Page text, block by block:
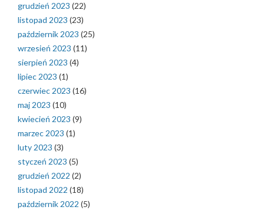
grudzień 2023 (22)
listopad 2023 (23)
październik 2023 (25)
wrzesień 2023 (11)
sierpień 2023 (4)
lipiec 2023 (1)
czerwiec 2023 (16)
maj 2023 (10)
kwiecień 2023 (9)
marzec 2023 (1)
luty 2023 (3)
styczeń 2023 (5)
grudzień 2022 (2)
listopad 2022 (18)
październik 2022 (5)